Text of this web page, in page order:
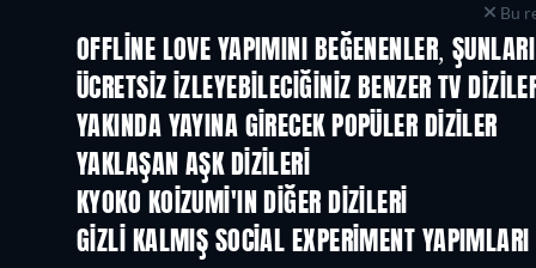
Bu
OFFLINE LOVE YAPIMINI BEĞENENLER,
TV TV
ÜCRETSIZ IZLEYEBILECIĞINIZ BENZER TV
TV TV
YAKINDA YAYINA GIRECEK POPÜLER DIZILER
TV
YAKLAŞAN AŞK DIZILERI
Sezon 3
KYOKO KOIZUMI'IN DIĞER DIZILERI
GIZLI KALMIŞ SOCIAL EXPERIMENT YAPIMLARI
TV TV